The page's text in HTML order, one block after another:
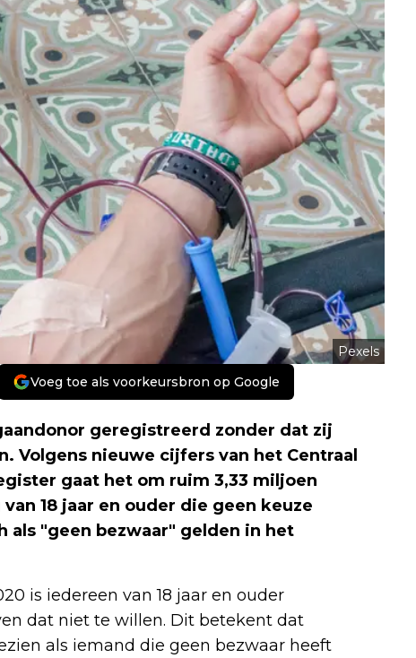
Pexels
Voeg toe als voorkeursbron op Google
geregistreerd zonder dat zij
Volgens nieuwe cijfers van het Centraal
gaat het om ruim 3,33 miljoen
18 jaar en ouder die geen keuze
als "geen bezwaar" gelden in het
is iedereen van 18 jaar en ouder
dat niet te willen. Dit betekent dat
als iemand die geen bezwaar heeft